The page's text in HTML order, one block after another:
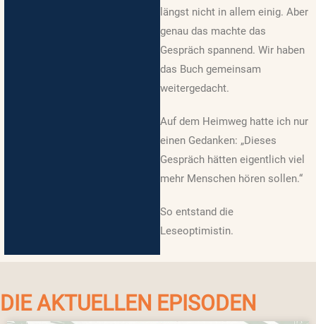
längst nicht in allem einig. Aber
genau das machte das
Gespräch spannend. Wir haben
das Buch gemeinsam
weitergedacht.
Auf dem Heimweg hatte ich nur
einen Gedanken: „Dieses
Gespräch hätten eigentlich viel
mehr Menschen hören sollen.“
So entstand die
Leseoptimistin.
DIE AKTUELLEN EPISODEN